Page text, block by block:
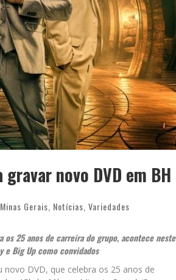
novo DVD em BH
Minas Gerais Notícias Variedades
os 25 anos de carreira do grupo, acontece neste
e Big Up como convidados
novo DVD, que celebra os 25 anos de